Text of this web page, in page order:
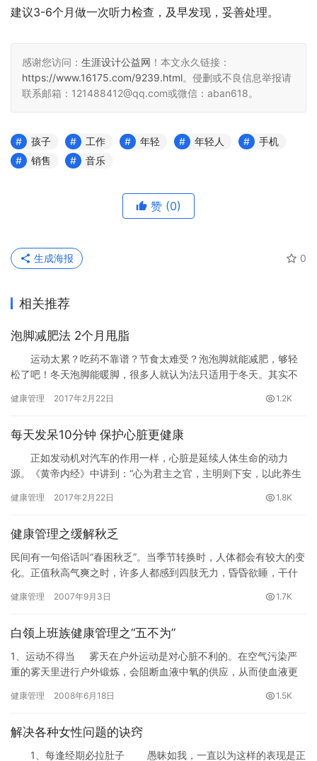
建议3-6个月做一次听力检查，及早发现，妥善处理。
感谢您访问： 生涯设计公益网 ！本文永久链接：
https://www.16175.com/9239.html。侵删或不良信息举报请
联系邮箱：121488412@qq.com或微信：aban618。
孩子 工作 年轻 年轻人
手机
销售
音乐
赞 (0)
0
生成海报
相关推荐
泡脚减肥法 2个月甩脂
运动太累？吃药不靠谱？节食太难受？泡泡脚就能减肥，够轻
松了吧！冬天泡脚能暖脚，很多人就认为法只适用于冬天。其实不
健康管理 2017年2月22日 1.2K
每天发呆10分钟 保护心脏更健康
正如发动机对汽车的作用一样，心脏是延续人体生命的动力
源。《黄帝内经》中讲到：“心为君主之官，主明则下安，以此养生
中做出点滴改变，就能有效降低心脏病发作的风险。本期，结合国
一条，为你的加分。
健康管理 2017年2月22日 1.8K
健康管理之缓解秋乏
民间有一句俗话叫“春困秋乏”。当季节转换时，人体都会有较大的变
化。正值秋高气爽之时，许多人都感到四肢无力，昏昏欲睡，干什
健康管理 2007年9月3日 1.7K
白领上班族健康管理之“五不为”
1、运动不得当 雾天在户外运动是对心脏不利的。在空气污染严
重的雾天里进行户外锻炼，会阻断血液中氧的供应，从而使血液更
健康管理 2008年6月18日 1.5K
解决各种女性问题的诀窍
1、每逢经期必拉肚子 愚昧如我，一直以为这样的表现是正